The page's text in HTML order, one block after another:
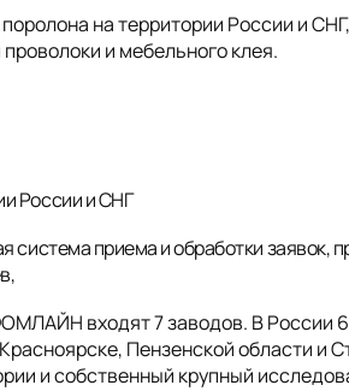
на территории России и
и мебельного клея.
России и СНГ
система приема и обработки заявок,
входят 7 заводов. В России
Пензенской области и
и собственный крупный